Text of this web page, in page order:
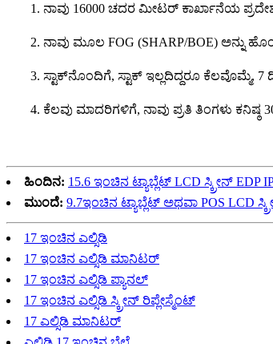
1. ನಾವು 16000 ಚದರ ಮೀಟರ್ ಕಾರ್ಖಾನೆಯ
2. ನಾವು ಮೂಲ FOG (SHARP/BOE) ಅನ್ನು
3. ಸ್ಟಾಕ್‌ನೊಂದಿಗೆ, ಸ್ಟಾಕ್ ಇಲ್ಲದಿದ್ದರೂ
4. ಕೆಲವು ಮಾದರಿಗಳಿಗೆ, ನಾವು ಪ್ರತಿ ತಿಂಗಳು
ಹಿಂದಿನ: 15.6 ಇಂಚಿನ ಟ್ಯಾಬ್ಲೆಟ್ LCD ಸ್ಕ್ರೀನ್ EDP
ಮುಂದೆ: 9.7ಇಂಚಿನ ಟ್ಯಾಬ್ಲೆಟ್ ಅಥವಾ POS LCD
17 ಇಂಚಿನ ಎಲ್ಸಿಡಿ
17 ಇಂಚಿನ ಎಲ್ಸಿಡಿ ಮಾನಿಟರ್
17 ಇಂಚಿನ ಎಲ್ಸಿಡಿ ಪ್ಯಾನಲ್
17 ಇಂಚಿನ ಎಲ್ಸಿಡಿ ಸ್ಕ್ರೀನ್ ರಿಪ್ಲೇಸ್ಮೆಂಟ್
17 ಎಲ್ಸಿಡಿ ಮಾನಿಟರ್